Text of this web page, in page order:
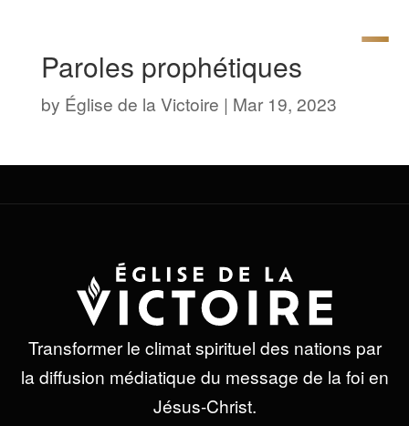
Paroles prophétiques
by Église de la Victoire | Mar 19, 2023
Transformer le climat spirituel des nations par
la diffusion médiatique du message de la foi en
Jésus-Christ.